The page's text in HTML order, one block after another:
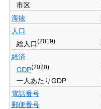
市区
海抜
人口
総人口(2019)
経済
GDP(2020)
一人あたりGDP
電話番号
郵便番号